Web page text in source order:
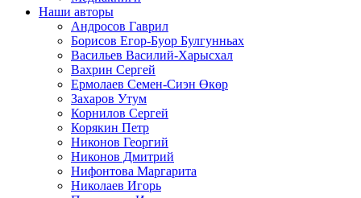
Наши авторы
Андросов Гаврил
Борисов Егор-Буор Булгунньах
Васильев Василий-Харысхал
Вахрин Сергей
Ермолаев Семен-Сиэн Өкөр
Захаров Утум
Корнилов Сергей
Корякин Петр
Никонов Георгий
Никонов Дмитрий
Нифонтова Маргарита
Николаев Игорь